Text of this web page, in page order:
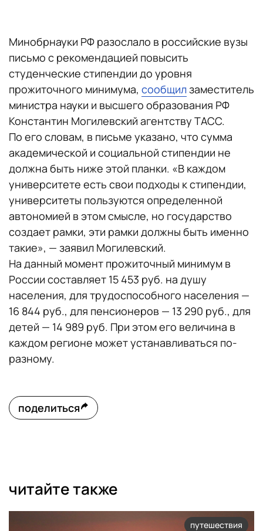
Минобрнауки РФ разослало в российские вузы
письмо с рекомендацией повысить
студенческие стипендии до уровня
прожиточного минимума, сообщилзаместитель
министра науки и высшего образования РФ
Константин Могилевский агентству ТАСС.
По его словам, в письме указано, что сумма
академической и социальной стипендии не
должна быть ниже этой планки. «В каждом
университете есть свои подходы к стипендии,
университеты пользуются определенной
автономией в этом смысле, но государство
создает рамки, эти рамки должны быть именно
такие», — заявил Могилевский.
На данный момент прожиточный минимум в
России составляет 15 453 руб. на душу
населения, для трудоспособного населения —
16 844 руб., для пенсионеров — 13 290 руб., для
детей — 14 989 руб. При этом его величина в
каждом регионе может устанавливаться по-
разному.
поделиться
читайте также
путешествия